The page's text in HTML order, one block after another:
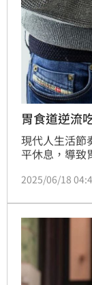
胃食道逆流
現代人生活節
平休息，導致
不是「胃酸」
2025/06/18